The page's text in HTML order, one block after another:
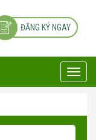
ĐĂNG KÝ NGAY
Toggle